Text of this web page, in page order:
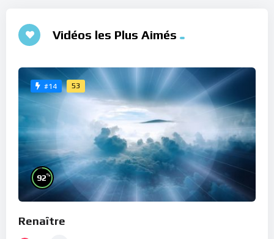
Vidéos les Plus Aimés
#14 53
92%
Renaître